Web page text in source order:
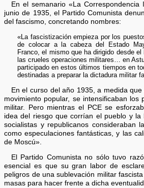
En el semanario «La
junio de 1935, el Partido Comunista
del fascismo, concretando nombres:
«La fascistización empieza por los
de colocar a la cabeza del Estado
Franco, el mismo que ha dirigido desde
las crueles operaciones militares… en
participado en estos últimos tiempos en
destinadas a preparar la dictadura militar
En el curso del año 1935, a medida
movimiento popular, se intensificaban los
militar. Pero mientras el PCE se
idea del riesgo que corrían el pueblo y la
socialistas y republicanos consideraban
como especulaciones fantásticas, y las
de Moscú».
El Partido Comunista no sólo tuvo
esencial es que su gran labor de
peligros de una sublevación militar
masas para hacer frente a dicha